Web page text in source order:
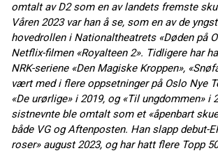
omtalt av D2 som en av landets fremste
Våren 2023 var han å se, som en av de
hovedrollen i Nationaltheatrets «Døden på
Netflix-filmen «Royalteen 2». Tidligere har
NRK-seriene «Den Magiske Kroppen»,
vært med i flere oppsetninger på Oslo Nye
«De urørlige» i 2019, og «Til ungdommen» i
sistnevnte ble omtalt som et «åpenbart
både VG og Aftenposten. Han slapp debut-
roser» august 2023, og har hatt flere Topp